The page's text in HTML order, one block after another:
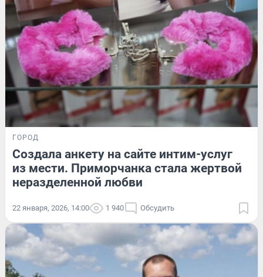
ГОРОД
Создала анкету на сайте интим-услуг
из мести. Приморчанка стала жертвой
неразделенной любви
22 января, 2026, 14:00 1 940 Обсудить